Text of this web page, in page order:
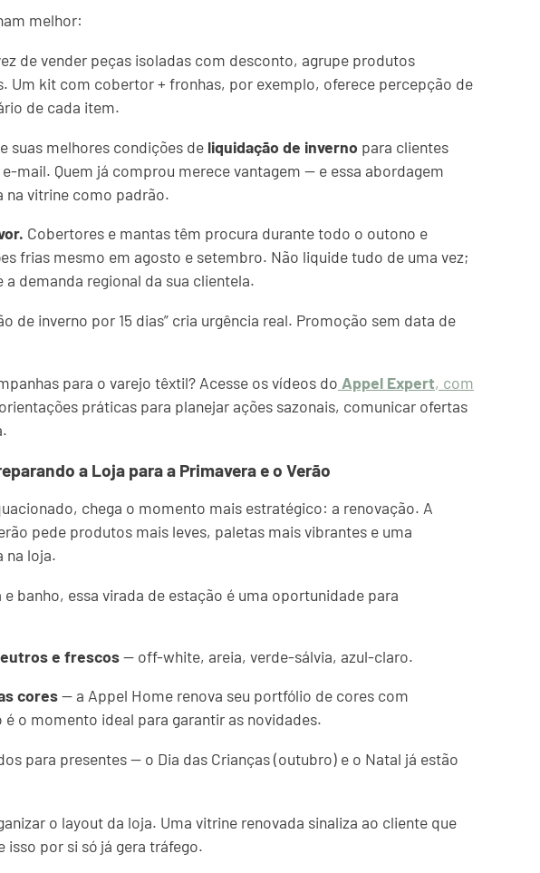
melhor:
de vender peças isoladas com desconto, agrupe produtos
Um kit com cobertor + fronhas, por exemplo, oferece percepção de
de cada item.
suas melhores condições de liquidação de inverno para clientes
mail. Quem já comprou merece vantagem — e essa abordagem
na vitrine como padrão.
Cobertores e mantas têm procura durante todo o outono e
frias mesmo em agosto e setembro. Não liquide tudo de uma vez;
demanda regional da sua clientela.
de inverno por 15 dias” cria urgência real. Promoção sem data de
para o varejo têxtil? Acesse os vídeos do Appel Expert, com
práticas para planejar ações sazonais, comunicar ofertas
a Loja para a Primavera e o Verão
chega o momento mais estratégico: a renovação. A
pede produtos mais leves, paletas mais vibrantes e uma
na loja.
banho, essa virada de estação é uma oportunidade para
e frescos— off-white, areia, verde-sálvia, azul-claro.
cores— a Appel Home renova seu portfólio de cores com
o momento ideal para garantir as novidades.
para presentes — o Dia das Crianças (outubro) e o Natal já estão
o layout da loja. Uma vitrine renovada sinaliza ao cliente que
isso por si só já gera tráfego.